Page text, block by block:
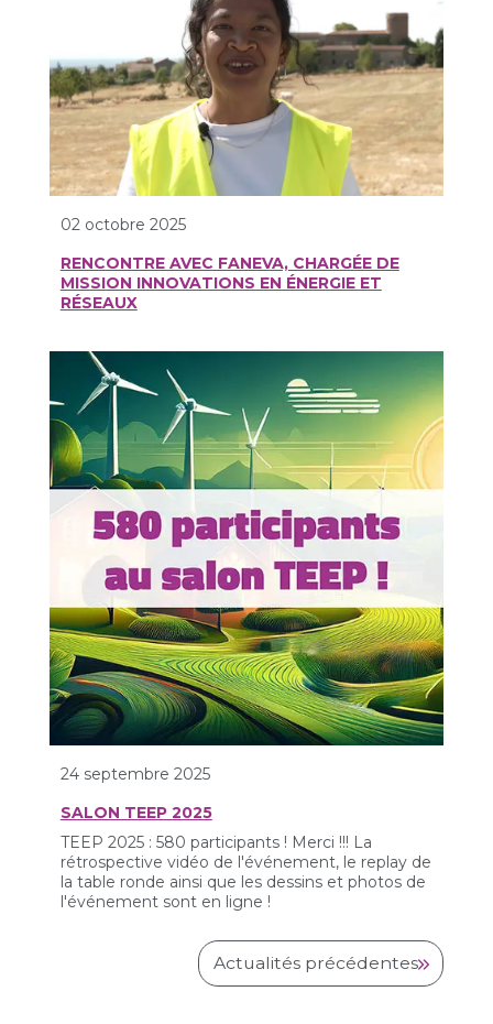
02 octobre 2025
RENCONTRE AVEC FANEVA, CHARGÉE DE
MISSION INNOVATIONS EN ÉNERGIE ET
RÉSEAUX
24 septembre 2025
SALON TEEP 2025
TEEP 2025 : 580 participants ! Merci !!! La
rétrospective vidéo de l'événement, le replay de
la table ronde ainsi que les dessins et photos de
l'événement sont en ligne !
Actualités précédentes